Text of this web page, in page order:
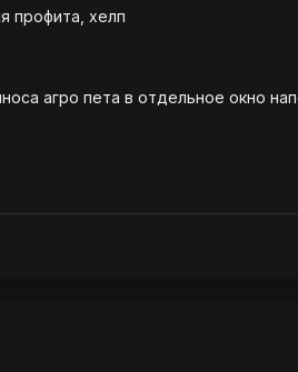
профита, хелп
агро пета в отдельное окно